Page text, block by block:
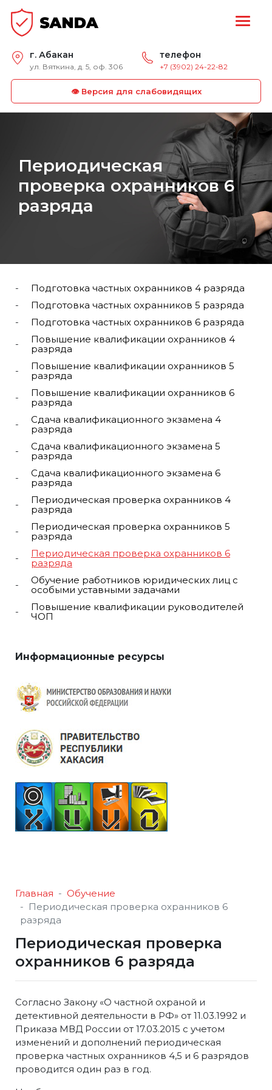
г. Абакан
ул. Вяткина, д. 5, оф. 306
телефон
+7 (3902) 24-22-82
👁 Версия для слабовидящих
Периодическая
проверка охранников 6
разряда
Подготовка частных охранников 4 разряда
Подготовка частных охранников 5 разряда
Подготовка частных охранников 6 разряда
Повышение квалификации охранников 4
разряда
Повышение квалификации охранников 5
разряда
Повышение квалификации охранников 6
разряда
Сдача квалификационного экзамена 4
разряда
Сдача квалификационного экзамена 5
разряда
Сдача квалификационного экзамена 6
разряда
Периодическая проверка охранников 4
разряда
Периодическая проверка охранников 5
разряда
Периодическая проверка охранников 6
разряда
Обучение работников юридических лиц с
особыми уставными задачами
Повышение квалификации руководителей
ЧОП
Информационные ресурсы
Главная
Обучение
Периодическая проверка охранников 6
разряда
Периодическая проверка
охранников 6 разряда
Согласно Закону «О частной охраной и
детективной деятельности в РФ» от 11.03.1992 и
Приказа МВД России от 17.03.2015 с учетом
изменений и дополнений периодическая
проверка частных охранников 4,5 и 6 разрядов
проводится один раз в год.